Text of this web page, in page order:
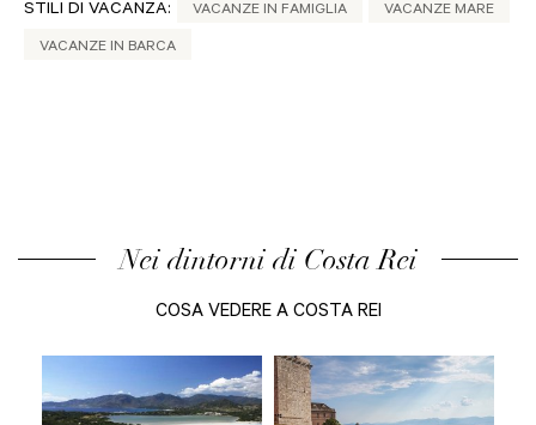
STILI DI VACANZA: VACANZE IN FAMIGLIA VACANZE MARE
VACANZE IN BARCA
Nei dintorni di Costa Rei
COSA VEDERE A COSTA REI